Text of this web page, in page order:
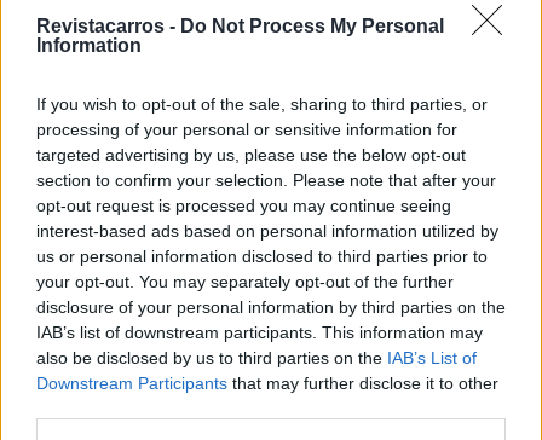
Revistacarros - Do Not Process My Personal
Information
If you wish to opt-out of the sale, sharing to third parties, or
processing of your personal or sensitive information for
targeted advertising by us, please use the below opt-out
section to confirm your selection. Please note that after your
opt-out request is processed you may continue seeing
interest-based ads based on personal information utilized by
us or personal information disclosed to third parties prior to
your opt-out. You may separately opt-out of the further
disclosure of your personal information by third parties on the
IAB’s list of downstream participants. This information may
also be disclosed by us to third parties on the IAB’s List of
Downstream Participants that may further disclose it to other
Vitor Mendes
Related Posts
Trump lança ataque aos elétricos com